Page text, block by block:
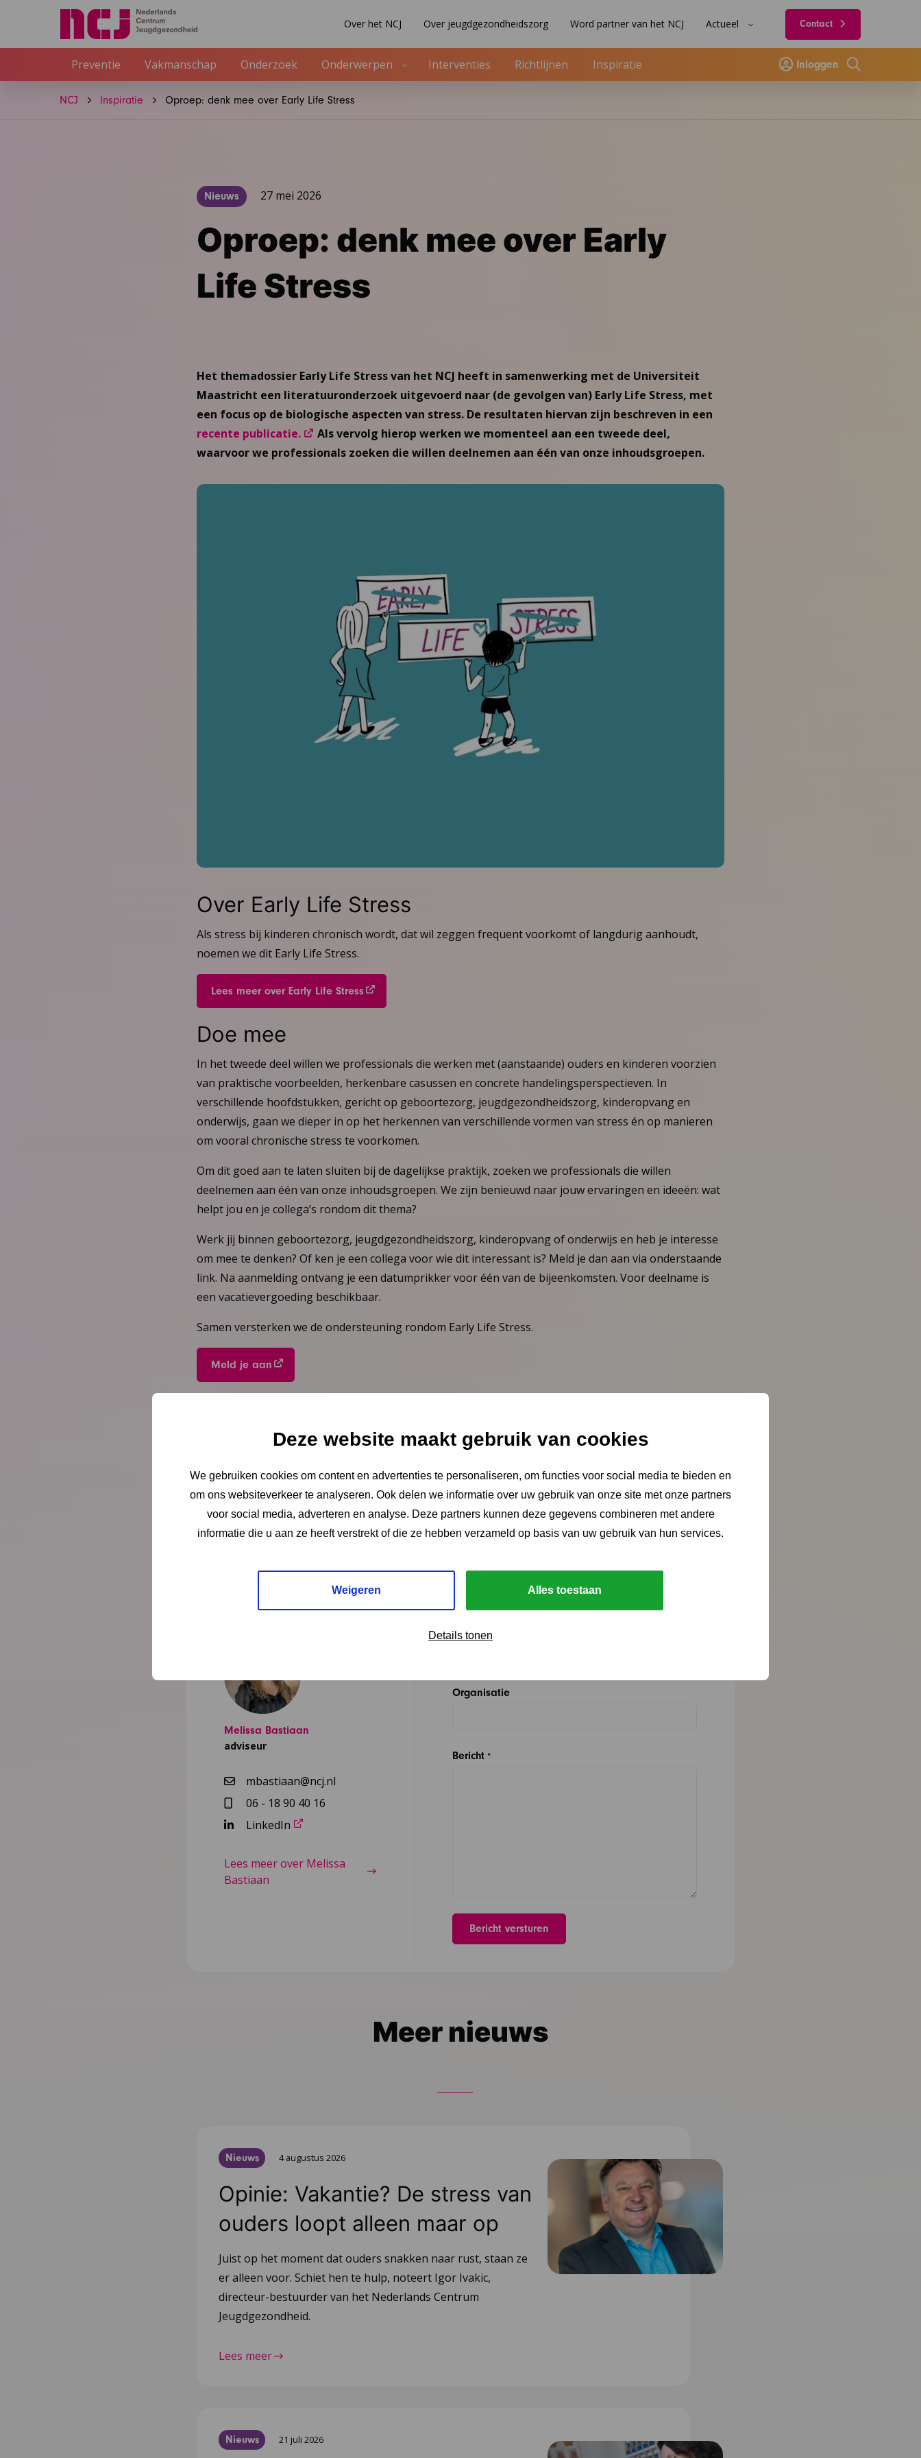
Deze website maakt gebruik van cookies
We gebruiken cookies om content en advertenties te personaliseren, om functies voor social media te bieden en
om ons websiteverkeer te analyseren. Ook delen we informatie over uw gebruik van onze site met onze partners
voor social media, adverteren en analyse. Deze partners kunnen deze gegevens combineren met andere
informatie die u aan ze heeft verstrekt of die ze hebben verzameld op basis van uw gebruik van hun services.
Weigeren Alles toestaan
Details tonen
Over het NCJ Over jeugdgezondheidszorg Word partner van het NCJ Actueel Contact
Preventie Vakmanschap Onderzoek Onderwerpen Interventies Richtlijnen Inspiratie Inloggen
Zoeken
NCJ Inspiratie Oproep: denk mee over Early Life Stress
Nieuws 27 mei 2026
Oproep: denk mee over Early
Life Stress
Het themadossier Early Life Stress van het NCJ heeft in samenwerking met de Universiteit
Maastricht een literatuuronderzoek uitgevoerd naar (de gevolgen van) Early Life Stress, met
een focus op de biologische aspecten van stress. De resultaten hiervan zijn beschreven in een
recente publicatie.
Als vervolg hierop werken we momenteel aan een tweede deel,
waarvoor we professionals zoeken die willen deelnemen aan één van onze inhoudsgroepen.
Over Early Life Stress
Als stress bij kinderen chronisch wordt, dat wil zeggen frequent voorkomt of langdurig aanhoudt,
noemen we dit Early Life Stress.
Lees meer over Early Life Stress
Doe mee
In het tweede deel willen we professionals die werken met (aanstaande) ouders en kinderen voorzien
van praktische voorbeelden, herkenbare casussen en concrete handelingsperspectieven. In
verschillende hoofdstukken, gericht op geboortezorg, jeugdgezondheidszorg, kinderopvang en
onderwijs, gaan we dieper in op het herkennen van verschillende vormen van stress én op manieren
om vooral chronische stress te voorkomen.
Om dit goed aan te laten sluiten bij de dagelijkse praktijk, zoeken we professionals die willen
deelnemen aan één van onze inhoudsgroepen. We zijn benieuwd naar jouw ervaringen en ideeën: wat
helpt jou en je collega’s rondom dit thema?
Werk jij binnen geboortezorg, jeugdgezondheidszorg, kinderopvang of onderwijs en heb je interesse
om mee te denken? Of ken je een collega voor wie dit interessant is? Meld je dan aan via onderstaande
link. Na aanmelding ontvang je een datumprikker voor één van de bijeenkomsten. Voor deelname is
een vacatievergoeding beschikbaar.
Samen versterken we de ondersteuning rondom Early Life Stress.
Meld je aan
Melissa Bastiaan
adviseur
mbastiaan@ncj.nl
06 - 18 90 40 16
LinkedIn
Lees meer over Melissa
Bastiaan
E-mailadres
Organisatie
Bericht *
Meer nieuws
Nieuws 4 augustus 2026
Opinie: Vakantie? De stress van
ouders loopt alleen maar op
Juist op het moment dat ouders snakken naar rust, staan ze
er alleen voor. Schiet hen te hulp, noteert Igor Ivakic,
directeur-bestuurder van het Nederlands Centrum
Jeugdgezondheid.
Lees meer
Nieuws 21 juli 2026